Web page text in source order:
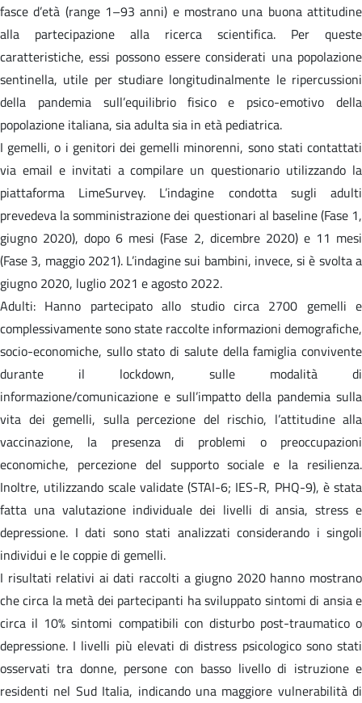
fasce d’età (range 1–93 anni) e mostrano una buona attitudine
alla partecipazione alla ricerca scientifica. Per queste
caratteristiche, essi possono essere considerati una popolazione
sentinella, utile per studiare longitudinalmente le ripercussioni
della pandemia sull’equilibrio fisico e psico-emotivo della
popolazione italiana, sia adulta sia in età pediatrica.
I gemelli, o i genitori dei gemelli minorenni, sono stati contattati
via email e invitati a compilare un questionario utilizzando la
piattaforma LimeSurvey. L’indagine condotta sugli adulti
prevedeva la somministrazione dei questionari al baseline (Fase 1,
giugno 2020), dopo 6 mesi (Fase 2, dicembre 2020) e 11 mesi
(Fase 3, maggio 2021). L’indagine sui bambini, invece, si è svolta a
giugno 2020, luglio 2021 e agosto 2022.
Adulti: Hanno partecipato allo studio circa 2700 gemelli e
complessivamente sono state raccolte informazioni demografiche,
socio-economiche, sullo stato di salute della famiglia convivente
durante il lockdown, sulle modalità di
informazione/comunicazione e sull’impatto della pandemia sulla
vita dei gemelli, sulla percezione del rischio, l’attitudine alla
vaccinazione, la presenza di problemi o preoccupazioni
economiche, percezione del supporto sociale e la resilienza.
Inoltre, utilizzando scale validate (STAI-6; IES-R, PHQ-9), è stata
fatta una valutazione individuale dei livelli di ansia, stress e
depressione. I dati sono stati analizzati considerando i singoli
individui e le coppie di gemelli.
I risultati relativi ai dati raccolti a giugno 2020 hanno mostrano
che circa la metà dei partecipanti ha sviluppato sintomi di ansia e
circa il 10% sintomi compatibili con disturbo post-traumatico o
depressione. I livelli più elevati di distress psicologico sono stati
osservati tra donne, persone con basso livello di istruzione e
residenti nel Sud Italia, indicando una maggiore vulnerabilità di